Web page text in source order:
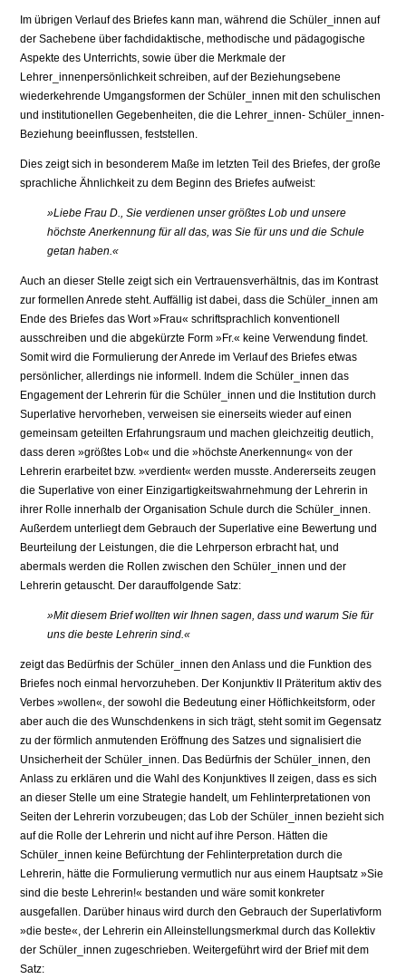
Im übrigen Verlauf des Briefes kann man, während die Schüler_innen auf
der Sachebene über fachdidaktische, methodische und pädagogische
Aspekte des Unterrichts, sowie über die Merkmale der
Lehrer_innenpersönlichkeit schreiben, auf der Beziehungsebene
wiederkehrende Umgangsformen der Schüler_innen mit den schulischen
und institutionellen Gegebenheiten, die die Lehrer_innen- Schüler_innen-
Beziehung beeinflussen, feststellen.
Dies zeigt sich in besonderem Maße im letzten Teil des Briefes, der große
sprachliche Ähnlichkeit zu dem Beginn des Briefes aufweist:
»Liebe Frau D., Sie verdienen unser größtes Lob und unsere
höchste Anerkennung für all das, was Sie für uns und die Schule
getan haben.«
Auch an dieser Stelle zeigt sich ein Vertrauensverhältnis, das im Kontrast
zur formellen Anrede steht. Auffällig ist dabei, dass die Schüler_innen am
Ende des Briefes das Wort »Frau« schriftsprachlich konventionell
ausschreiben und die abgekürzte Form »Fr.« keine Verwendung findet.
Somit wird die Formulierung der Anrede im Verlauf des Briefes etwas
persönlicher, allerdings nie informell. Indem die Schüler_innen das
Engagement der Lehrerin für die Schüler_innen und die Institution durch
Superlative hervorheben, verweisen sie einerseits wieder auf einen
gemeinsam geteilten Erfahrungsraum und machen gleichzeitig deutlich,
dass deren »größtes Lob« und die »höchste Anerkennung« von der
Lehrerin erarbeitet bzw. »verdient« werden musste. Andererseits zeugen
die Superlative von einer Einzigartigkeitswahrnehmung der Lehrerin in
ihrer Rolle innerhalb der Organisation Schule durch die Schüler_innen.
Außerdem unterliegt dem Gebrauch der Superlative eine Bewertung und
Beurteilung der Leistungen, die die Lehrperson erbracht hat, und
abermals werden die Rollen zwischen den Schüler_innen und der
Lehrerin getauscht. Der darauffolgende Satz:
»Mit diesem Brief wollten wir Ihnen sagen, dass und warum Sie für
uns die beste Lehrerin sind.«
zeigt das Bedürfnis der Schüler_innen den Anlass und die Funktion des
Briefes noch einmal hervorzuheben. Der Konjunktiv II Präteritum aktiv des
Verbes »wollen«, der sowohl die Bedeutung einer Höflichkeitsform, oder
aber auch die des Wunschdenkens in sich trägt, steht somit im Gegensatz
zu der förmlich anmutenden Eröffnung des Satzes und signalisiert die
Unsicherheit der Schüler_innen. Das Bedürfnis der Schüler_innen, den
Anlass zu erklären und die Wahl des Konjunktives II zeigen, dass es sich
an dieser Stelle um eine Strategie handelt, um Fehlinterpretationen von
Seiten der Lehrerin vorzubeugen; das Lob der Schüler_innen bezieht sich
auf die Rolle der Lehrerin und nicht auf ihre Person. Hätten die
Schüler_innen keine Befürchtung der Fehlinterpretation durch die
Lehrerin, hätte die Formulierung vermutlich nur aus einem Hauptsatz »Sie
sind die beste Lehrerin!« bestanden und wäre somit konkreter
ausgefallen. Darüber hinaus wird durch den Gebrauch der Superlativform
»die beste«, der Lehrerin ein Alleinstellungsmerkmal durch das Kollektiv
der Schüler_innen zugeschrieben. Weitergeführt wird der Brief mit dem
Satz: